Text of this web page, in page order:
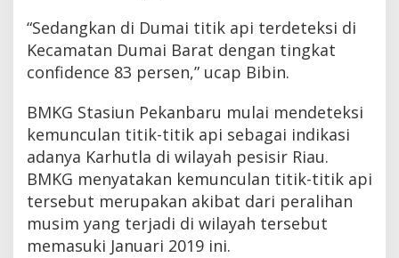
“Sedangkan di Dumai titik api terdeteksi di
Kecamatan Dumai Barat dengan tingkat
confidence 83 persen,” ucap Bibin.
BMKG Stasiun Pekanbaru mulai mendeteksi
kemunculan titik-titik api sebagai indikasi
adanya Karhutla di wilayah pesisir Riau.
BMKG menyatakan kemunculan titik-titik api
tersebut merupakan akibat dari peralihan
musim yang terjadi di wilayah tersebut
memasuki Januari 2019 ini.